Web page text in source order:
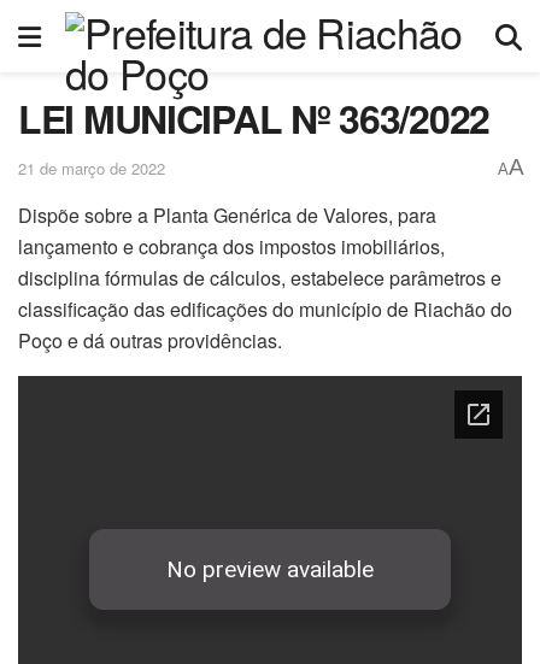
LEI MUNICIPAL Nº 363/2022
21 de março de 2022 AA
Dispõe sobre a Planta Genérica de Valores, para
lançamento e cobrança dos impostos imobiliários,
disciplina fórmulas de cálculos, estabelece parâmetros e
classificação das edificações do município de Riachão do
Poço e dá outras providências.